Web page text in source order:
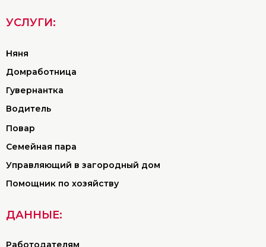
УСЛУГИ:
Няня
Домработница
Гувернантка
Водитель
Повар
Семейная пара
Управляющий в загородный дом
Помощник по хозяйству
ДАННЫЕ:
Работодателям